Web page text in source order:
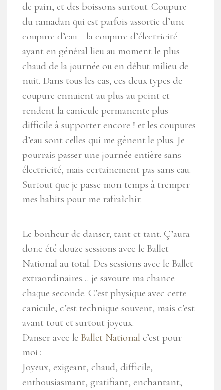
de pain, et des boissons surtout. Coupure
du ramadan qui est parfois assortie d’une
coupure d’eau… la coupure d’électricité
ayant en général lieu au moment le plus
chaud de la journée ou en début milieu de
nuit. Dans tous les cas, ces deux types de
coupure ennuient au plus au point et
rendent la canicule permanente plus
difficile à supporter encore ! et les coupures
d’eau sont celles qui me gênent le plus. Je
pourrais passer une journée entière sans
électricité, mais certainement pas sans eau.
Surtout que je passe mon temps à tremper
mes habits pour me rafraîchir.
Le bonheur de danser, tant et tant. Ç’aura
donc été douze sessions avec le Ballet
National au total. Des sessions avec le Ballet
extraordinaires… je savoure ma chance
chaque seconde. C’est physique avec cette
canicule, c’est technique souvent, mais c’est
avant tout et surtout joyeux.
Danser avec le Ballet National c’est pour
moi :
Joyeux, exigeant, chaud, difficile,
enthousiasmant, gratifiant, enchantant,